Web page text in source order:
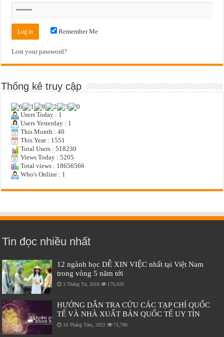
Remember Me
Lost your password?
Thống kê truy cập
Users Today : 1
Users Yesterday : 1
This Month : 40
This Year : 1551
Total Users : 518230
Views Today : 5205
Total views : 18656566
Who's Online : 1
Tin đọc nhiều nhất
12 ngành học DỄ XIN VIỆC nhất tại Việt Nam
trong vòng 5 năm tới
3 Tháng Tư, 2018 170,020
HƯỚNG DẪN TRA CỨU CÁC TẠP CHÍ QUỐC
TẾ VÀ NHÀ XUẤT BẢN QUỐC TẾ UY TÍN
10 Tháng Tám, 2022 71,786